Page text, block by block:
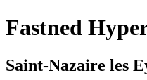
Fastned
Saint-Nazaire les